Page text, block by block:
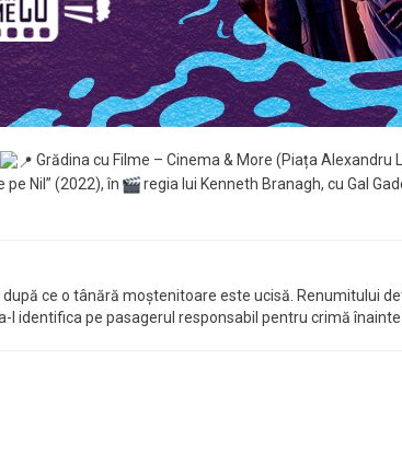
Grădina cu Filme – Cinema & More (Piața Alexandru
pe Nil” (2022), în
regia lui Kenneth Branagh, cu Gal
ce o tânără moștenitoare este ucisă. Renumitului
identifica pe pasagerul responsabil pentru crimă înainte